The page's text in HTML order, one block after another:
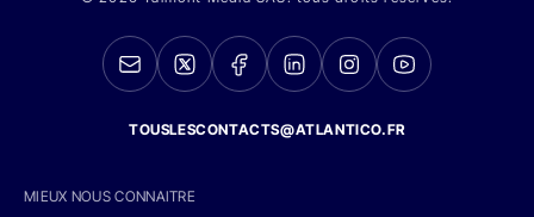
TOUSLESCONTACTS@ATLANTICO.FR
MIEUX NOUS CONNAITRE